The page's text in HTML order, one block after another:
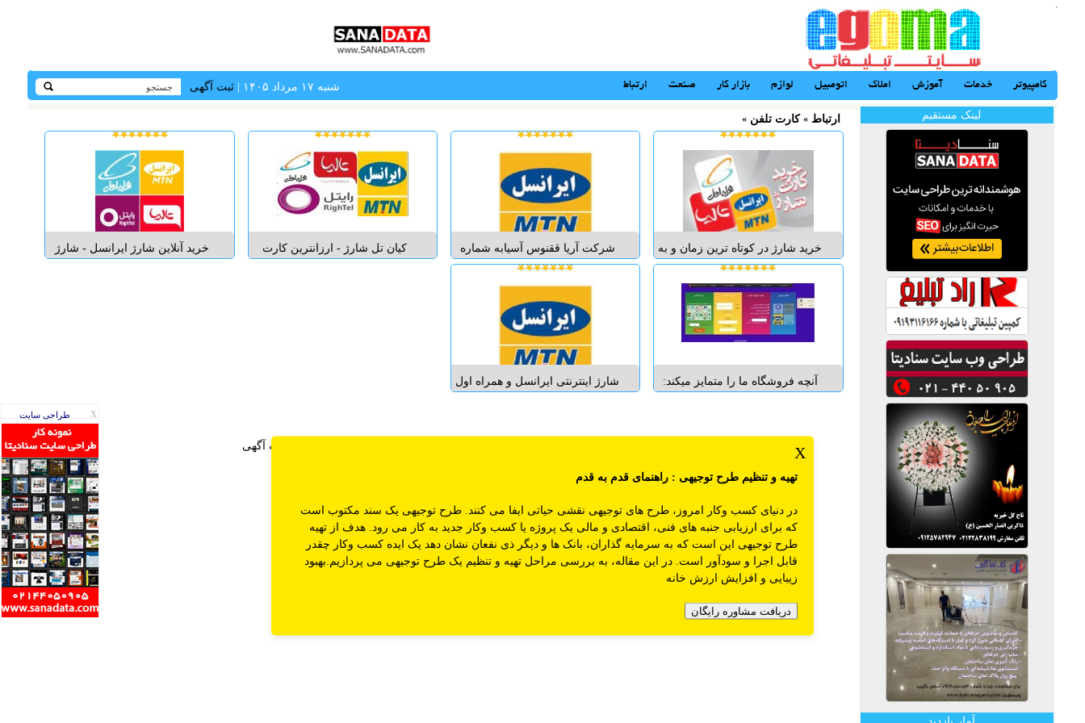
X طراحی سایت
شنبه ۱۷ مرداد ۱۴۰۵ | ثبت آگهی کامپیوتر خدمات آموزش املاک اتومبیل لوازم بازار کار صنعت ارتباط
ارتباط « كارت تلفن «
خرید شارژ در کوتاه ترین زمان و به
صورت مستقیم و غیر مستقیم.همراه
اول,ایرانسل,تالیا,رایتل...
شرکت آریا ققنوس آسیابه شماره
ثبت 7563 وشناسه ملی
10760350580 در زمینه پخش عمده
شارژ و سیم کارت ایرانسل و همراه
اول و سایر فعالیت های شرکت در
سراسر کشور نماینده فعال می
پذیرد. زمینه های ...
کیان تل شارژ - ارزانترین کارت
خرید آنلاین شارژ ایرانسل - شارژ
آنچه فروشگاه ما را متمايز ميکند:
براي انواع سيم کارتها_ ساپورت
مشتريان خارجي ( کارت تلفن بين
الملل )_ دانلودنرم افزارموبايل (که
هزينه زيادي د...
شارژ اینترنتی ایرانسل و همراه اول
10760350580 در زمینه پخش عمده
اول ورایتل در سراسر کشور
لینک مستقیم
تعرفه آگهی‌ X
تهیه و تنظیم طرح توجیهی : راهنمای قدم به قدم
در دنیای کسب وکار امروز، طرح های توجیهی نقشی حیاتی ایفا می کنند. طرح توجیهی یک سند مکتوب است
که برای ارزیابی جنبه های فنی، اقتصادی و مالی یک پروژه یا کسب وکار جدید به کار می رود. هدف از تهیه
طرح توجیهی این است که به سرمایه گذاران، بانک ها و دیگر ذی نفعان نشان دهد یک ایده کسب وکار چقدر
قابل اجرا و سودآور است. در این مقاله، به بررسی مراحل تهیه و تنظیم یک طرح توجیهی می پردازیم.بهبود
زیبایی و افزایش ارزش خانه
دریافت مشاوره رایگان